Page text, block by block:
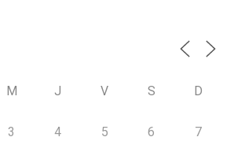
M J V S D
3 4 5 6 7